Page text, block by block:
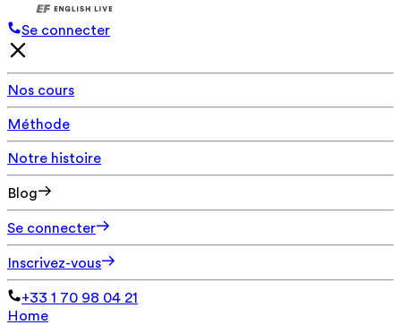
Se connecter
Nos cours
Méthode
Notre histoire
Blog
Se connecter
Inscrivez-vous
+33 1 70 98 04 21
Home